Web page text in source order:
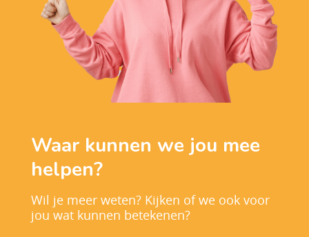
Waar kunnen we jou mee
helpen?
Wil je meer weten? Kijken of we ook voor
jou wat kunnen betekenen?